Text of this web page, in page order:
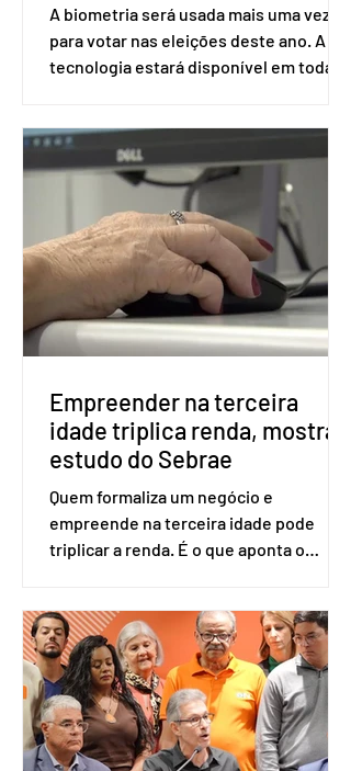
A biometria será usada mais uma vez
para votar nas eleições deste ano. A
tecnologia estará disponível em todas
Apesar da requisição, a biometria não é
obrigatória para exercer o direito ao
voto. Se o título estiver regular, o
eleitor pode votar mesmo sem ter
realizado esse cadastro. Neste caso,
será exigido o documento de
identificação para acesso à urna
eletrônica. Se a urna eletrônica não
reconh
Empreender na terceira
idade triplica renda, mostra
estudo do Sebrae
Quem formaliza um negócio e
empreende na terceira idade pode
triplicar a renda. É o que aponta o
Amostra de Domicílio (PNAD Contínua),
do Serviço Brasileiro de Apoio às Micro
e Pequenas Empresas (Sebrae),
realizado a partir de dados do Instituto
Brasileiro de Geografia e Estatística
(IBGE). O estudo do Sebrae mostra que,